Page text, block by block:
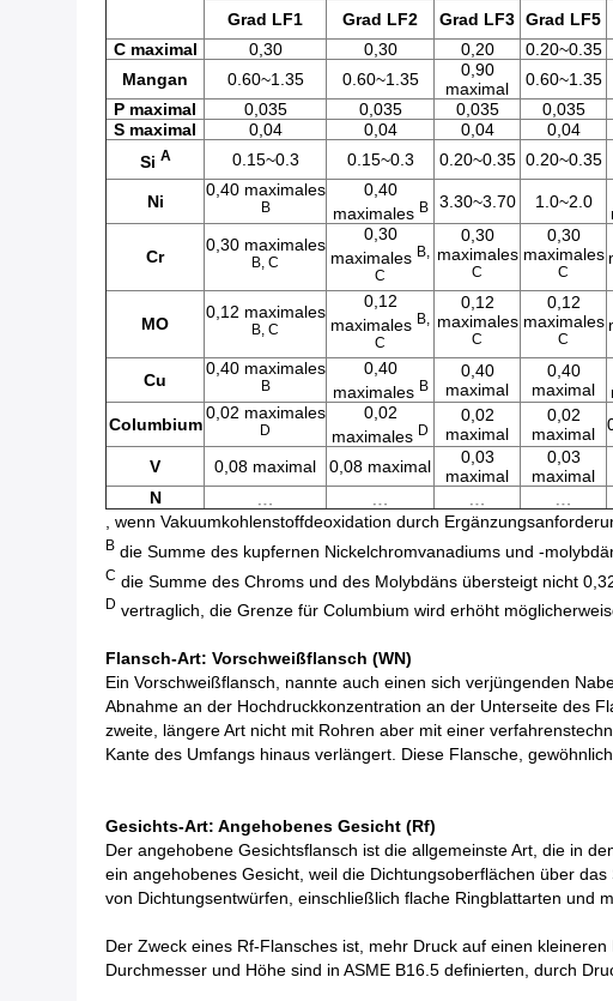
Grad LF1
Grad LF2 Grad LF3 Grad LF5
C maximal
0,30 0,30 0,20 0.20~0.35
Mangan
0.60~1.35 0.60~1.35
0,90
maximal
0.60~1.35
P maximal
0,035 0,035 0,035 0,035
S maximal
0,04 0,04 0,04 0,04
Si A 0.15~0.3 0.15~0.3 0.20~0.35 0.20~0.35
Ni
0,40 maximales
B
0,40
maximales B 3.30~3.70 1.0~2.0
Cr
0,30 maximales
B, C
0,30
maximales B,
C
0,30
maximales
C
0,30
maximales
C
MO
0,12 maximales
B, C
0,12
maximales B,
C
0,12
maximales
C
0,12
maximales
C
Cu
0,40 maximales
B
0,40
maximales B
0,40
maximal
0,40
maximal
Columbium
0,02 maximales
D
0,02
maximales D
0,02
maximal
0,02
maximal
V
0,08 maximal 0,08 maximal
0,03
maximal
0,03
maximal
N
, wenn Vakuumkohlenstoffdeoxidation durch
B die Summe des kupfernen Nickelchromvanadiums und -
C die Summe des Chroms und des Molybdäns übersteigt nicht
D vertraglich, die Grenze für Columbium wird erhöht
Flansch-Art: Vorschweißflansch (WN)
Ein Vorschweißflansch, nannte auch einen sich verjüngenden
Abnahme an der Hochdruckkonzentration an der Unterseite des
zweite, längere Art nicht mit Rohren aber mit einer
Kante des Umfangs hinaus verlängert. Diese Flansche,
Gesichts-Art: Angehobenes Gesicht (Rf)
Der angehobene Gesichtsflansch ist die allgemeinste Art, die in
ein angehobenes Gesicht, weil die Dichtungsoberflächen über
von Dichtungsentwürfen, einschließlich flache Ringblattarten und
Der Zweck eines Rf-Flansches ist, mehr Druck auf einen
Durchmesser und Höhe sind in ASME B16.5 definierten, durch